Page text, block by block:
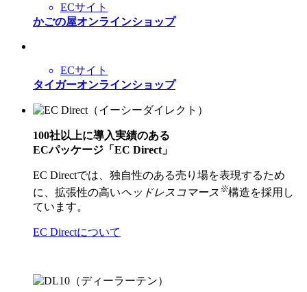
ECサイト
かごの屋オンラインショップ
ECサイト
タイガーオンラインショップ
100社以上に導入実績のある
ECパッケージ「EC Direct」
EC Directでは、独自性のある売り場を表現するため
に、拡張性の高いヘッドレスコマース ※構造を採用し
ています。
EC Directについて